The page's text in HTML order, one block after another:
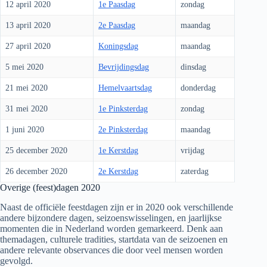
12 april 2020 1e Paasdag zondag
13 april 2020 2e Paasdag maandag
27 april 2020 Koningsdag maandag
5 mei 2020 Bevrijdingsdag dinsdag
21 mei 2020 Hemelvaartsdag donderdag
31 mei 2020 1e Pinksterdag zondag
1 juni 2020 2e Pinksterdag maandag
25 december 2020 1e Kerstdag vrijdag
26 december 2020 2e Kerstdag zaterdag
Overige (feest)dagen 2020
Naast de officiële feestdagen zijn er in 2020 ook verschillende
andere bijzondere dagen, seizoenswisselingen, en jaarlijkse
momenten die in Nederland worden gemarkeerd. Denk aan
themadagen, culturele tradities, startdata van de seizoenen en
andere relevante observances die door veel mensen worden
gevolgd.